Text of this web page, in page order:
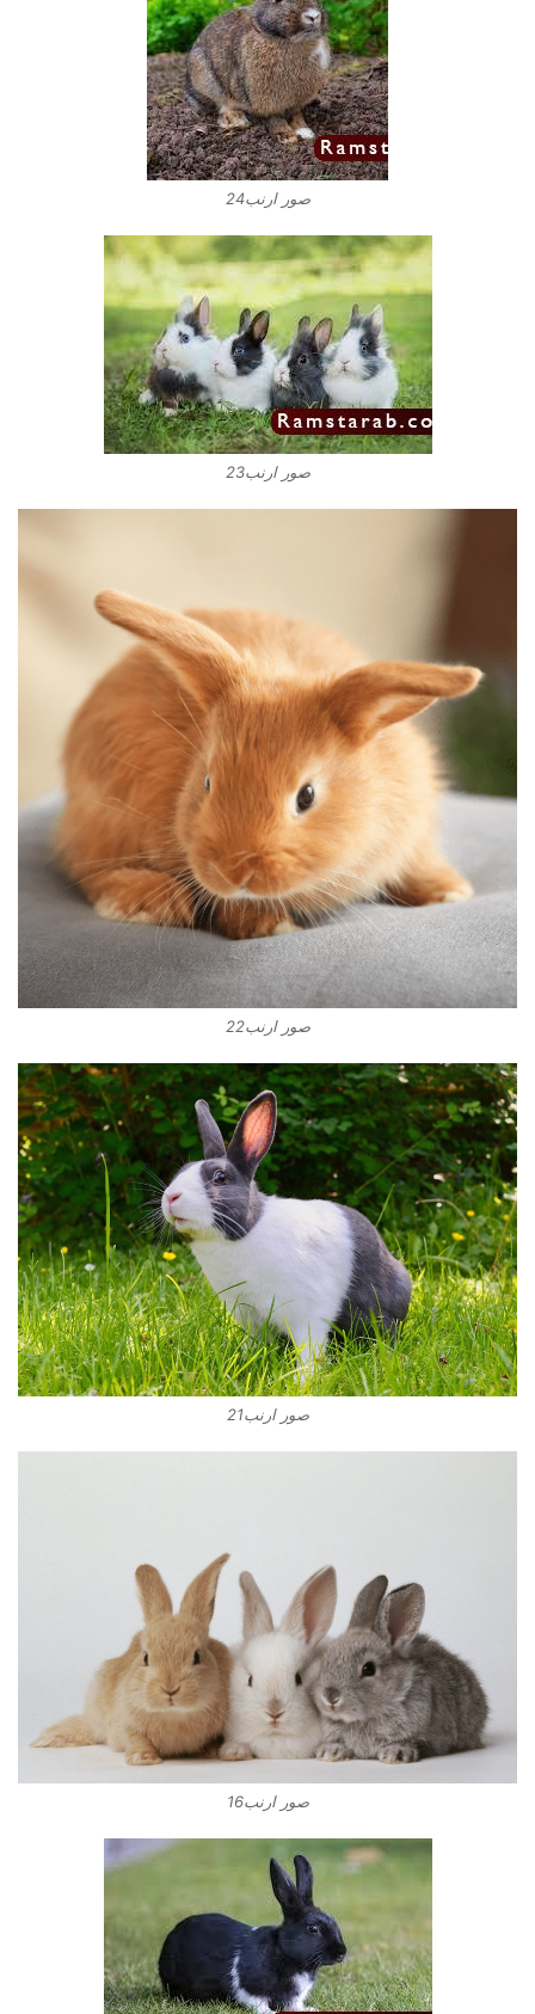
صور ارنب24
صور ارنب23
صور ارنب22
صور ارنب21
صور ارنب16